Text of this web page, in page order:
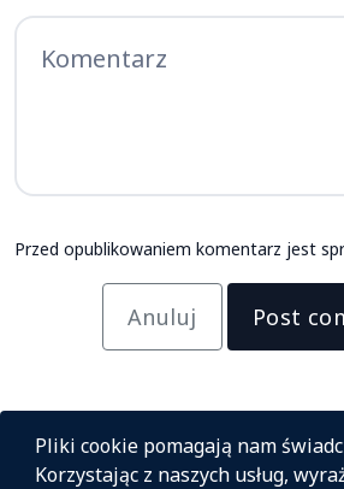
Przed opublikowaniem komentarz jest
Anuluj Post
Pliki cookie pomagają nam
Korzystając z naszych usług,